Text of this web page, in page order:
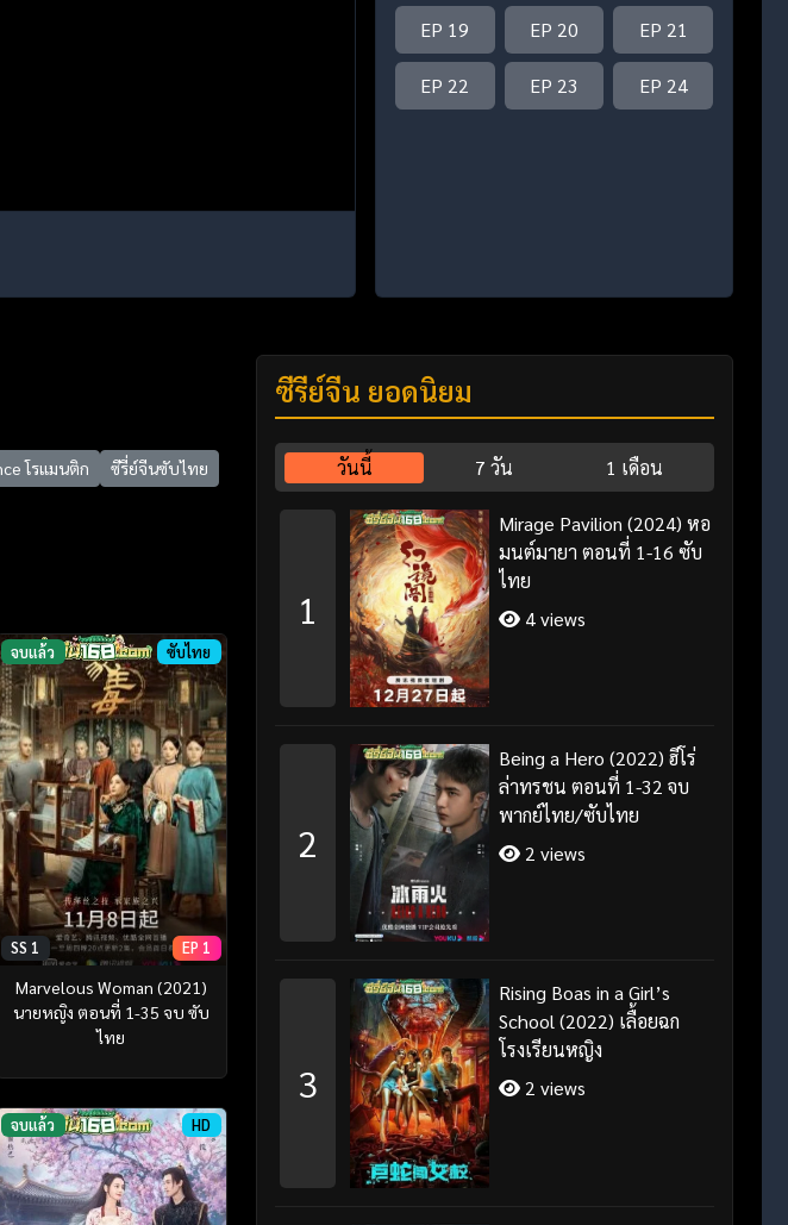
EP 19 EP 20 EP 21
EP 22 EP 23 EP 24
โรแมนติก
ซีรี่ย์จีนซับไทย
จบแล้ว ซับไทย
SS 1 EP 1
Marvelous Woman (2021)
นายหญิง ตอนที่ 1-35 จบ ซับ
ไทย
จบแล้ว HD
ซีรี่ย์จีน ยอดนิยม
วันนี้ 7 วัน 1 เดือน
1
Mirage Pavilion (2024) หอ
มนต์มายา ตอนที่ 1-16 ซับ
ไทย
4 views
2
Being a Hero (2022) ฮีโร่
ล่าทรชน ตอนที่ 1-32 จบ
พากย์ไทย/ซับไทย
2 views
3
Rising Boas in a Girl’s
School (2022) เลื้อยฉก
โรงเรียนหญิง
2 views